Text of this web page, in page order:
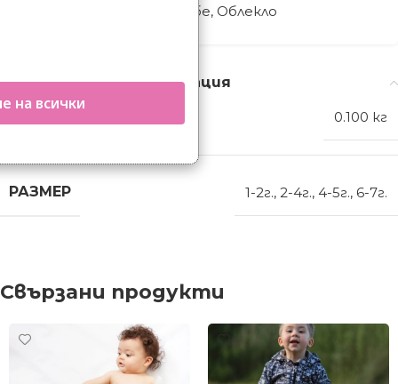
Бански за бебе, Облекло
Допълнителна информация
0.100 кг
РАЗМЕР 1-2г., 2-4г., 4-5г., 6-7г.
Свързани продукти
на всички